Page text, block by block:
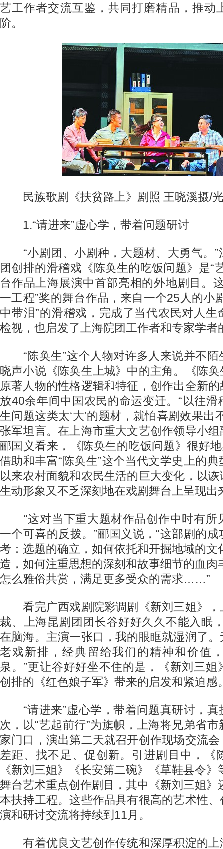
艺工作者交流互鉴，共同打磨精品，推动
阶。
民族歌剧《扶贫路上》剧照 王晓溪摄/
1.“请进来”虚心学，带着问题研讨
“小剧团、小剧种，大题材、大勇气。”
团创排的滑稽戏《陈奂生的吃饭问题》是“
台作品上海展演中首部亮相的外地剧目。
一工程”奖的舞台作品，来自一个25人的小
中带泪”的滑稽戏，完成了当代农民对人生
检视，也启发了上海院团工作者和专家学者
“陈奂生”这个人物对许多人来说并不陌
晓声小说《陈奂生上城》中的主角。《陈
原著人物的性格逻辑和特征，创作出全新
放40余年间中国农民的命运变迁。“以往
生问题这类太‘大’的题材，就怕喜剧效果出
张军坦言。在上海市重大文艺创作领导小
郦国义看来，《陈奂生的吃饭问题》很好
借助和丰富“陈奂生”这个当代文学史上的
以来农村面貌和农民生活的巨大变化，以
生动形象又不乏深刻地在戏剧舞台上呈现出
“这对当下重大题材作品创作中时有所
一个可喜的反拨。”郦国义说，“这部剧的
考：选题的确立，如何依托和开掘地域的文
造，如何注重思想的深刻和故事细节的血肉
怎么雅俗共赏，满足更多受众的需求……”
看完广西戏剧院彩调剧《新刘三姐》，
裁、上海昆剧团团长谷好好久久不能入眠
在脑海。主演一张口，我的眼眶就湿润了
老戏新排，经典留给我们的精神和价值
泉。”更让谷好好坐不住的是，《新刘三姐
创排的《红色娘子军》带来的启发和紧迫感
“请进来”虚心学，带着问题真研讨，真
次，以“艺起前行”为旗帜，上海将兄弟省
家门口，演出第二天就召开创作现场交流
差距、找不足、促创新。引进剧目中，《
《新刘三姐》《长安第二碗》《草鞋县令
舞台艺术重点创作剧目，其中《新刘三姐》
本扶持工程。这些作品具有很高的艺术性
演和研讨交流将持续到11月。
有着优良文艺创作传统和深厚积淀的上